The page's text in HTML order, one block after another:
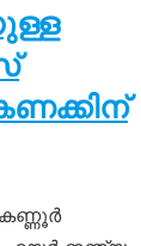
കണ്ണൂർ